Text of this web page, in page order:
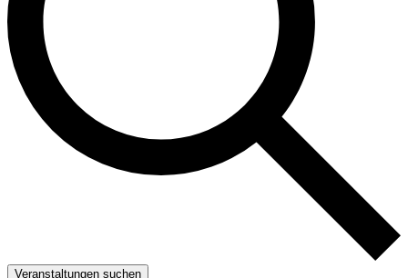
Veranstaltungen suchen